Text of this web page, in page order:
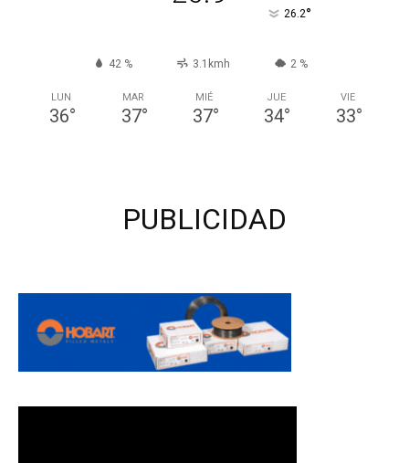
26.2°
42 % 3.1kmh 2 %
LUN
36°
MAR
37°
MIÉ
37°
JUE
34°
VIE
33°
PUBLICIDAD